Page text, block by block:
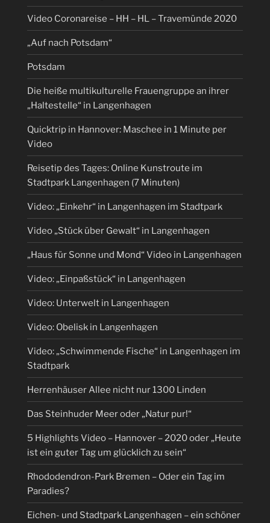
Video Coronareise – HH – HL – Travemünde 2020
„Auf nach Potsdam“
Potsdam
Die heiße multikulturelle Frauengruppe an ihrer
„Haltestelle“ in Langenhagen
Quicktrip in Hannover: Maschee in 1 Minute per
Video
Reisetip des Tages: Online Kunstroute im
Stadtpark Langenhagen (7 Minuten)
Video: „Einkehr“ in Langenhagen im Stadtpark
Video „Stück über Gewalt“ in Langenhagen
„Haus für Sonne und Mond“ Video in Langenhagen
Video: „Einpaßstück“ in Langenhagen
Video: Unterwelt in Langenhagen
Video: Obelisk in Langenhagen
Video: „Schwimmende Fische“ in Langenhagen im
Stadtpark
Herrenhäuser Allee nicht nur 1300 Linden
Das Steinhuder Meer oder „Natur pur!“
5 Highlights Video – Hannover – 2020 oder „Heute
ist ein guter Tag um glücklich zu sein“
Rhododendron-Park Bremen – Oder ein Tag im
Paradies?
Eichen- und Stadtpark Langenhagen – ein schöner